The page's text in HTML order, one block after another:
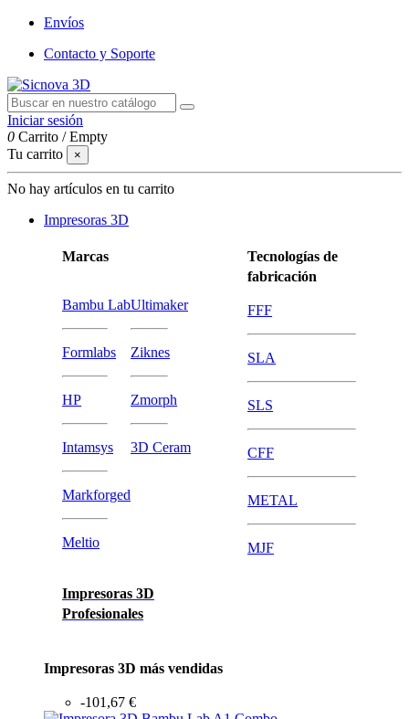
Envíos
Contacto y Soporte
Iniciar sesión
0 Carrito /Empty
Tu carrito
×
No hay artículos en tu carrito
Impresoras 3D
Marcas
Bambu Lab
Formlabs
HP
Intamsys
Markforged
Meltio
Ultimaker
Ziknes
Zmorph
3D Ceram
Impresoras 3D
Profesionales
Tecnologías de
fabricación
FFF
SLA
SLS
CFF
METAL
MJF
Impresoras 3D más vendidas
-101,67 €